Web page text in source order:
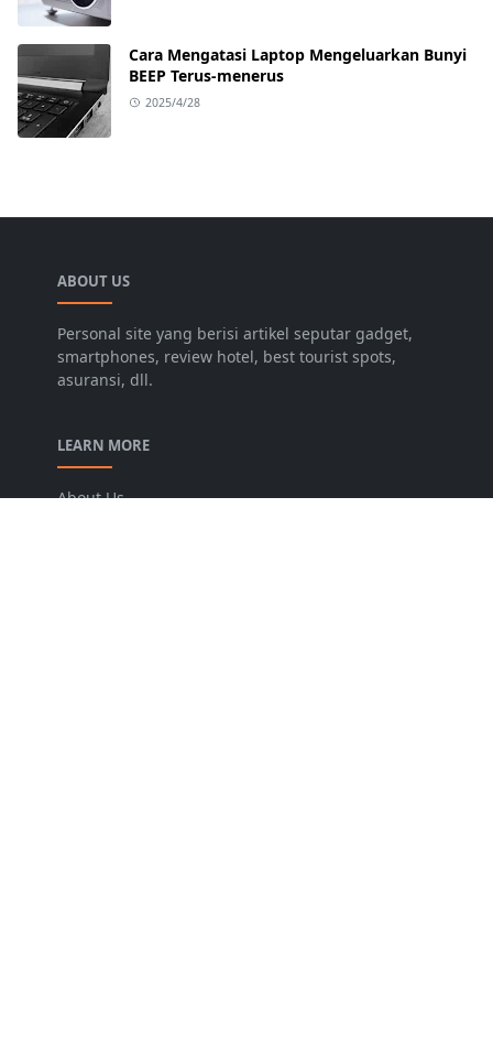
Cara Mengatasi Laptop Mengeluarkan Bunyi
BEEP Terus-menerus
2025/4/28
ABOUT US
Personal site yang berisi artikel seputar gadget,
smartphones, review hotel, best tourist spots,
asuransi, dll.
LEARN MORE
About Us